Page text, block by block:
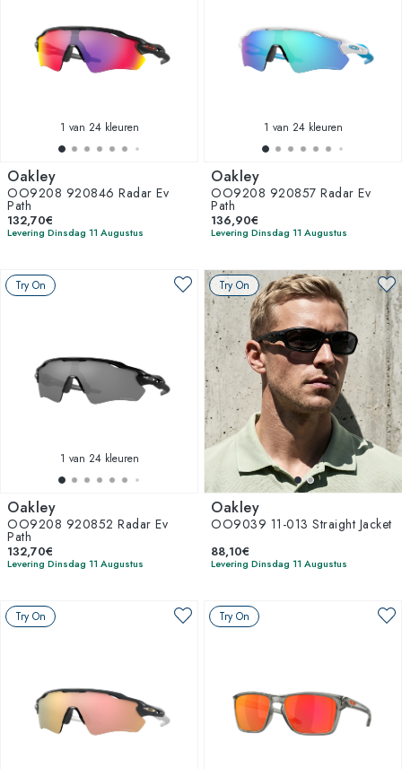
1 van 24 kleuren
Oakley
OO9208 920846 Radar Ev
Path
132,70€
Levering Dinsdag 11 Augustus
1 van 24 kleuren
Oakley
OO9208 920857 Radar Ev
Path
136,90€
Levering Dinsdag 11 Augustus
Try On
1 van 24 kleuren
Oakley
OO9208 920852 Radar Ev
Path
132,70€
Levering Dinsdag 11 Augustus
Try On
Oakley
OO9039 11-013 Straight Jacket
88,10€
Levering Dinsdag 11 Augustus
Try On Try On